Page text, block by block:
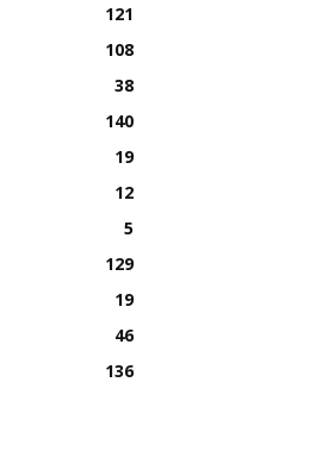
121
108
38
140
19
12
5
129
19
46
136